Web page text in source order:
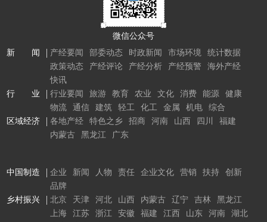
微信公众号
新 闻
产经要闻 部委动态 时政新闻 市场环境
统计数据
政策动态
产经评论 产经分析 产经预警
海外产经
快讯
行 业
行业要闻 旅游 教育 农业 文化 消费 能源
健康
物流
通信 建筑 轻工 化工 金属 机电
综合
区域经济
各地产经 特色之乡 招商 河南 山西 四川
福建
内蒙古
黑龙江 广东
中国制造 企业 新闻 人物 责任 企业文化 营销 扶持
创新
品牌
乡村振兴
北京 天津 河北 山西 内蒙古 辽宁 吉林
黑龙江
上海
江苏 浙江 安徽 福建 江西 山东 河南
湖北